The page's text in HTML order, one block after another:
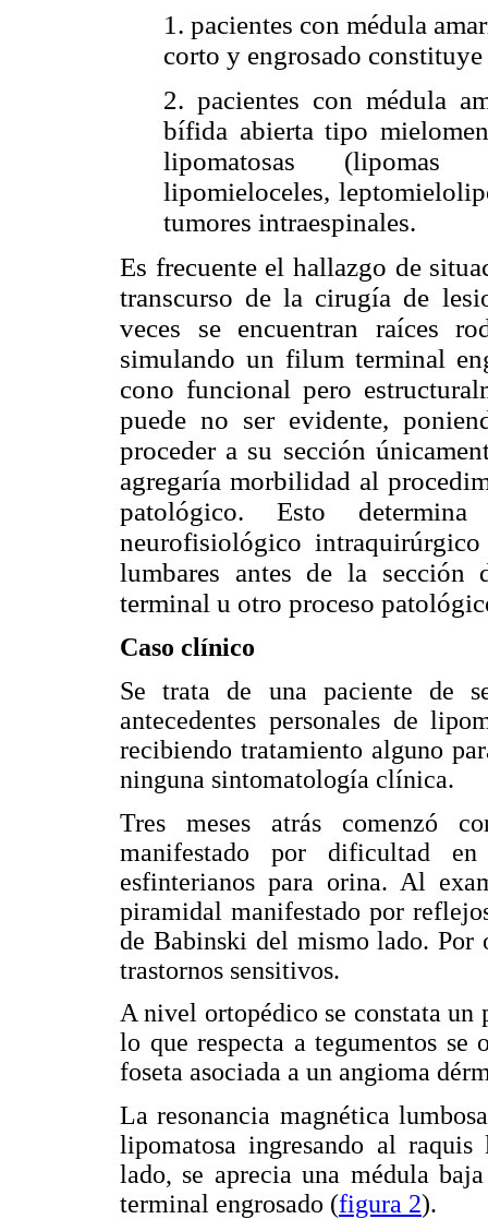
1. pacientes con médula
corto y engrosado
2. pacientes con médula
bífida abierta tipo
lipomatosas (lipomas
lipomieloceles,
tumores intraespinales.
Es frecuente el hallazgo de
transcurso de la cirugía de
veces se encuentran raíces
simulando un filum terminal
cono funcional pero
puede no ser evidente,
proceder a su sección
agregaría morbilidad al
patológico. Esto
neurofisiológico
lumbares antes de la sección
terminal u otro proceso
Caso clínico
Se trata de una paciente de
antecedentes personales de
recibiendo tratamiento alguno
ninguna sintomatología clínica.
Tres meses atrás comenzó
manifestado por dificultad
esfinterianos para orina. Al
piramidal manifestado por
de Babinski del mismo lado.
trastornos sensitivos.
A nivel ortopédico se constata
lo que respecta a tegumentos
foseta asociada a un angioma
La resonancia magnética
lipomatosa ingresando al
lado, se aprecia una médula
terminal engrosado (figura 2).